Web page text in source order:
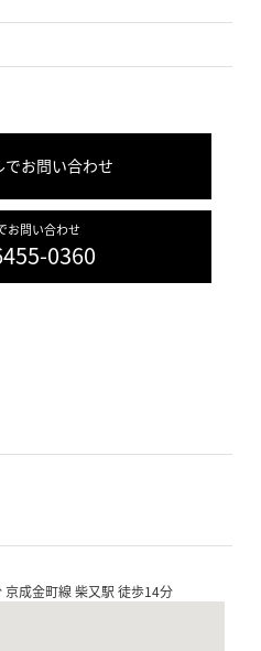
でお問い合わせ
お問い合わせ
0360
成金町線 柴又駅 徒歩14分